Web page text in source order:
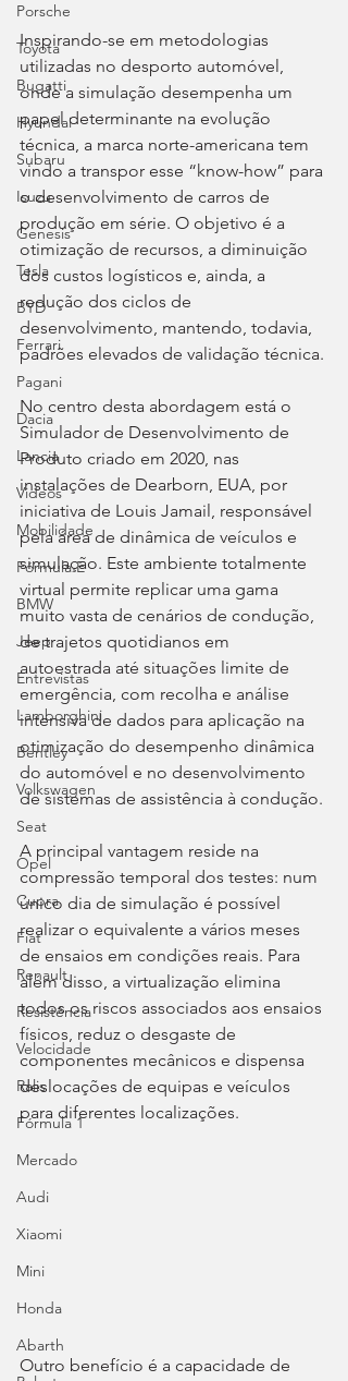
Porsche
Toyota
Bugatti
Hyundai
Subaru
Isuzu
Genesis
Tesla
BYD
Ferrari
Pagani
Dacia
Lancia
Videos
Mobilidade
Fórmula E
BMW
Jeep
Entrevistas
Lamborghini
Bentley
Volkswagen
Seat
Opel
Cupra
Fiat
Renault
Resistência
Velocidade
Ralis
Fórmula 1
Mercado
Audi
Xiaomi
Mini
Honda
Abarth
Inspirando-se em metodologias
utilizadas no desporto automóvel,
onde a simulação desempenha um
papel determinante na evolução
técnica, a marca norte-americana tem
vindo a transpor esse “know-how” para
o desenvolvimento de carros de
produção em série. O objetivo é a
otimização de recursos, a diminuição
dos custos logísticos e, ainda, a
redução dos ciclos de
desenvolvimento, mantendo, todavia,
padrões elevados de validação técnica.
No centro desta abordagem está o
Simulador de Desenvolvimento de
Produto criado em 2020, nas
instalações de Dearborn, EUA, por
iniciativa de Louis Jamail, responsável
pela área de dinâmica de veículos e
simulação. Este ambiente totalmente
virtual permite replicar uma gama
muito vasta de cenários de condução,
de trajetos quotidianos em
autoestrada até situações limite de
emergência, com recolha e análise
intensiva de dados para aplicação na
otimização do desempenho dinâmica
do automóvel e no desenvolvimento
de sistemas de assistência à condução.
A principal vantagem reside na
compressão temporal dos testes: num
único dia de simulação é possível
realizar o equivalente a vários meses
de ensaios em condições reais. Para
além disso, a virtualização elimina
todos os riscos associados aos ensaios
físicos, reduz o desgaste de
componentes mecânicos e dispensa
deslocações de equipas e veículos
para diferentes localizações.
Outro benefício é a capacidade de